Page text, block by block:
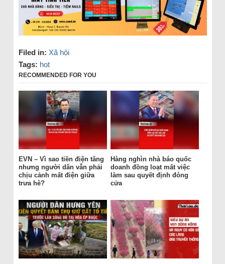
Filed in: Xã hội
Tags: hot
RECOMMENDED FOR YOU
EVN – Vì sao tiền điện tăng
nhưng người dân vẫn phải
chịu cảnh mất điện giữa
trưa hè?
Hàng nghìn nhà báo quốc
doanh đồng loạt mất việc
làm sau quyết định đóng
cửa